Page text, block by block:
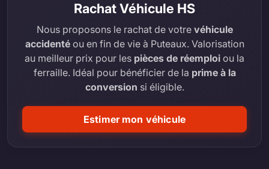
Rachat Véhicule HS
Nous proposons le rachat de votre véhicule
accidentéou en fin de vie à Puteaux. Valorisation
au meilleur prix pour les pièces de réemploi ou la
ferraille. Idéal pour bénéficier de la prime à la
conversion si éligible.
Estimer mon véhicule